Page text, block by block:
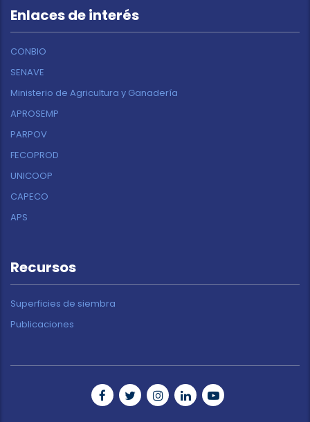
Enlaces de interés
CONBIO
SENAVE
Ministerio de Agricultura y Ganadería
APROSEMP
PARPOV
FECOPROD
UNICOOP
CAPECO
APS
Recursos
Superficies de siembra
Publicaciones